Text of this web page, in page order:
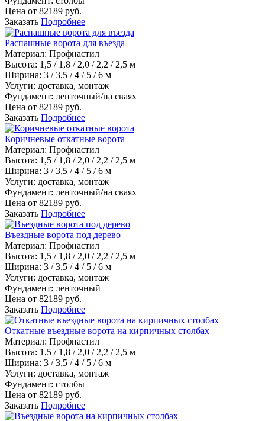
Цена от 82189 руб.
Заказать Подробнее
Распашные ворота для въезда
Материал: Профнастил
Высота: 1,5 / 1,8 / 2,0 / 2,2 / 2,5 м
Ширина: 3 / 3,5 / 4 / 5 / 6 м
Услуги: доставка, монтаж
Фундамент: ленточный/на сваях
Цена от 82189 руб.
Заказать Подробнее
Коричневые откатные ворота
Материал: Профнастил
Высота: 1,5 / 1,8 / 2,0 / 2,2 / 2,5 м
Ширина: 3 / 3,5 / 4 / 5 / 6 м
Услуги: доставка, монтаж
Фундамент: ленточный/на сваях
Цена от 82189 руб.
Заказать Подробнее
Въездные ворота под дерево
Материал: Профнастил
Высота: 1,5 / 1,8 / 2,0 / 2,2 / 2,5 м
Ширина: 3 / 3,5 / 4 / 5 / 6 м
Услуги: доставка, монтаж
Фундамент: ленточный
Цена от 82189 руб.
Заказать Подробнее
Откатные въездные ворота на кирпичных столбах
Материал: Профнастил
Высота: 1,5 / 1,8 / 2,0 / 2,2 / 2,5 м
Ширина: 3 / 3,5 / 4 / 5 / 6 м
Услуги: доставка, монтаж
Фундамент: столбы
Цена от 82189 руб.
Заказать Подробнее